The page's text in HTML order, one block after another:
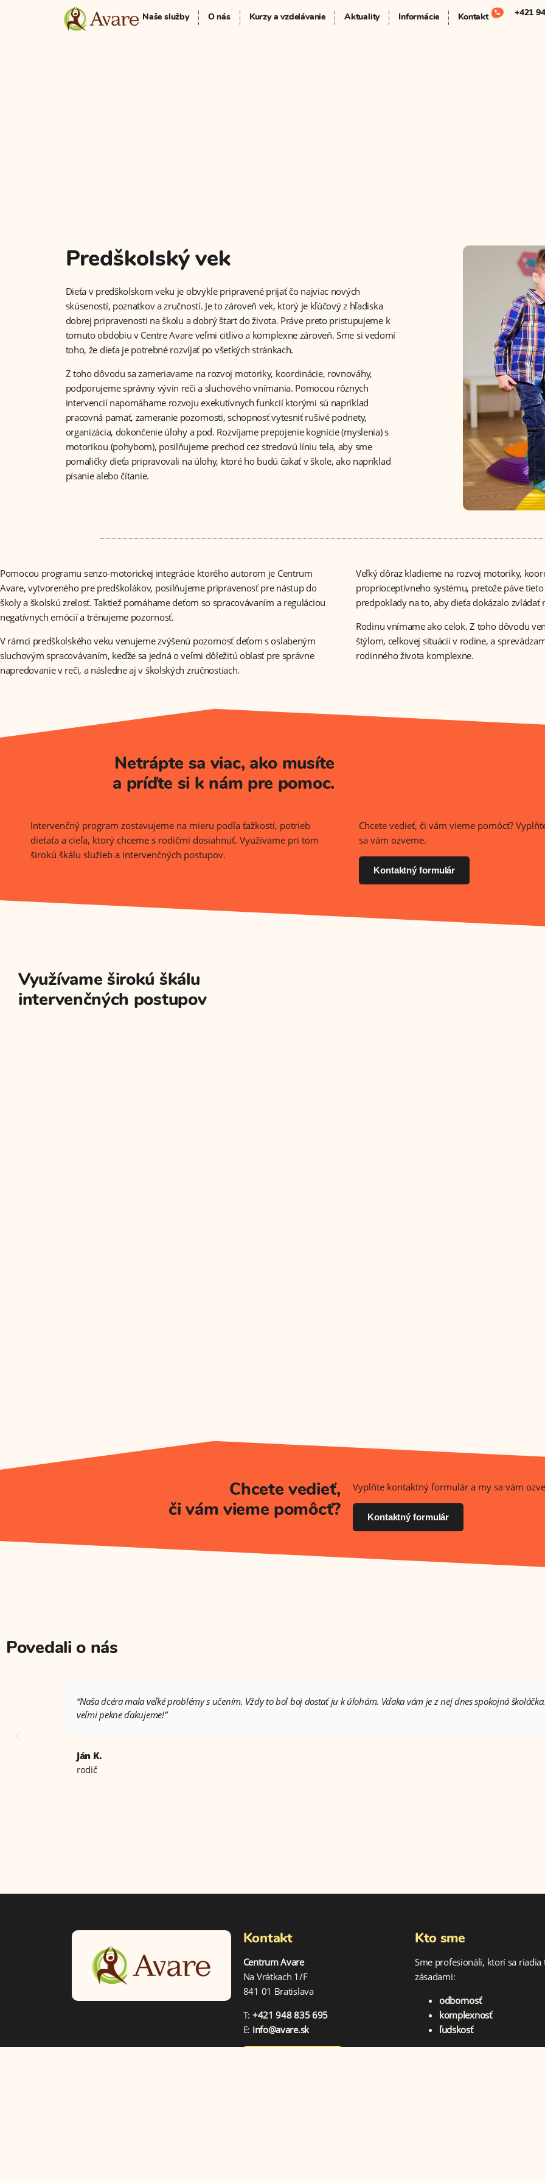
Naše služby O nás Kurzy a vzdelávanie Aktuality Informácie Kontakt +421
Predškolský vek
Dieťa v predškolskom veku je obvykle pripravené prijať čo najviac nových
skúseností, poznatkov a zručností. Je to zároveň vek, ktorý je kľúčový z hľadiska
dobrej pripravenosti na školu a dobrý štart do života. Práve preto pristupujeme k
tomuto obdobiu v Centre Avare veľmi citlivo a komplexne zároveň. Sme si vedomí
toho, že dieťa je potrebné rozvíjať po všetkých stránkach.
Z toho dôvodu sa zameriavame na rozvoj motoriky, koordinácie, rovnováhy,
podporujeme správny vývin reči a sluchového vnímania. Pomocou rôznych
intervencií napomáhame rozvoju exekutívnych funkcií ktorými sú napríklad
pracovná pamäť, zameranie pozornosti, schopnosť vytesniť rušivé podnety,
organizácia, dokončenie úlohy a pod. Rozvíjame prepojenie kognície (myslenia) s
motorikou (pohybom), posilňujeme prechod cez stredovú líniu tela, aby sme
pomaličky dieťa pripravovali na úlohy, ktoré ho budú čakať v škole, ako napríklad
písanie alebo čítanie.
Pomocou programu senzo-motorickej integrácie ktorého autorom je Centrum
Avare, vytvoreného pre predškolákov, posilňujeme pripravenosť pre nástup do
školy a školskú zrelosť. Taktiež pomáhame deťom so spracovávaním a reguláciou
negatívnych emócií a trénujeme pozornosť.
V rámci predškolského veku venujeme zvýšenú pozornosť deťom s oslabeným
sluchovým spracovávaním, keďže sa jedná o veľmi dôležitú oblasť pre správne
napredovanie v reči, a následne aj v školských zručnostiach.
Veľký dôraz kladieme na rozvoj motoriky,
proprioceptívneho systému, pretože páve
predpoklady na to, aby dieťa dokázalo zvládať
Rodinu vnímame ako celok. Z toho dôvodu
štýlom, celkovej situácii v rodine, a
rodinného života komplexne.
Netrápte sa viac, ako musíte
a príďte si k nám pre pomoc.
Intervenčný program zostavujeme na mieru podľa ťažkostí, potrieb
dieťaťa a cieľa, ktorý chceme s rodičmi dosiahnuť. Využívame pri tom
širokú škálu služieb a intervenčných postupov.
Chcete vedieť, či vám vieme pomôcť?
sa vám ozveme.
Kontaktný formulár
Využívame širokú škálu
intervenčných postupov
Chcete vedieť,
či vám vieme pomôcť?
Vyplňte kontaktný formulár a my sa vám
Kontaktný formulár
Povedali o nás
“Naša dcéra mala veľké problémy s učením. Vždy to bol boj dostať ju k úlohám. Vďaka vám je z nej dnes spokojná
veľmi pekne ďakujeme!”
Ján K.
rodič
Kontakt
Centrum Avare
Na Vrátkach 1/F
841 01 Bratislava
T: +421 948 835 695
E: info@avare.sk
Kto sme
Sme profesionáli, ktorí sa
zásadami:
odbornosť
komplexnosť
ľudskosť